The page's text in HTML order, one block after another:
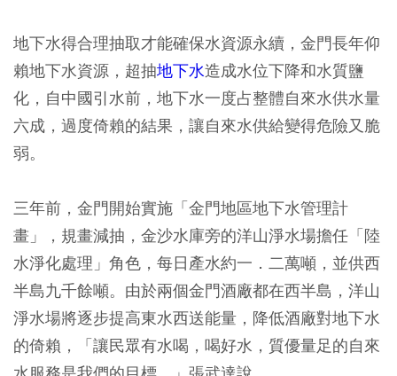
地下水得合理抽取才能確保水資源永續，金門長年仰
賴地下水資源，超抽地下水造成水位下降和水質鹽
化，自中國引水前，地下水一度占整體自來水供水量
六成，過度倚賴的結果，讓自來水供給變得危險又脆
弱。
三年前，金門開始實施「金門地區地下水管理計
畫」，規畫減抽，金沙水庫旁的洋山淨水場擔任「陸
水淨化處理」角色，每日產水約一．二萬噸，並供西
半島九千餘噸。由於兩個金門酒廠都在西半島，洋山
淨水場將逐步提高東水西送能量，降低酒廠對地下水
的倚賴，「讓民眾有水喝，喝好水，質優量足的自來